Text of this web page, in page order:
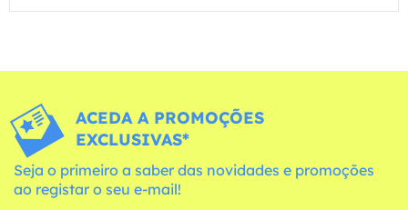
ACEDA A PROMOÇÕES
EXCLUSIVAS*
Seja o primeiro a saber das novidades e promoções
ao registar o seu e-mail!